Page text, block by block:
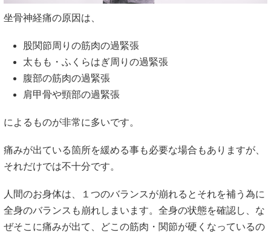
坐骨神経痛の原因は、
股関節周りの筋肉の過緊張
太もも・ふくらはぎ周りの過緊張
腹部の筋肉の過緊張
肩甲骨や頸部の過緊張
によるものが非常に多いです。
痛みが出ている箇所を緩める事も必要な場合もありますが、
それだけでは不十分です。
人間のお身体は、１つのバランスが崩れるとそれを補う為に
全身のバランスも崩れしまいます。全身の状態を確認し、な
ぜそこに痛みが出て、どこの筋肉・関節が硬くなっているの